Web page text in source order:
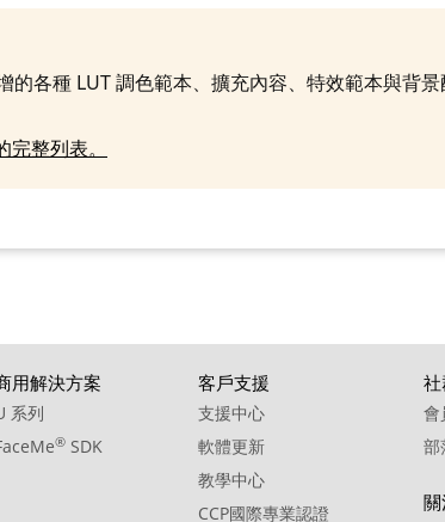
Effect - Small Change 01
Effect - Spin Coin
Effect - Watch Band Rattle
Effect - Zip
Effect - Zipper 01
Effect - Zipper 02
各種 LUT 調色範本、擴充內容、特效範本與背景
整列表。
用解決方案
系列
® SDK
客戶支援
支援中心
軟體更新
教學中心
CCP國際專業認證
會
部